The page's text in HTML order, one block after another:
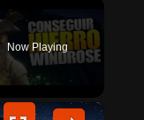
Now Playing
×